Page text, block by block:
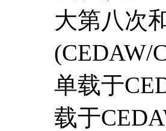
大第八次
(CEDAW/
单载于
载于